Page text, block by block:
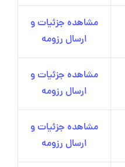
مشاهده جزئیات و
ارسال رزومه
مشاهده جزئیات و
ارسال رزومه
مشاهده جزئیات و
ارسال رزومه